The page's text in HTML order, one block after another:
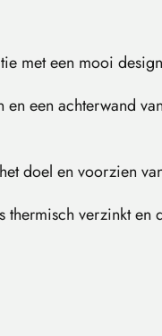
met een mooi
een achterwand
doel en voorzien
thermisch verzinkt